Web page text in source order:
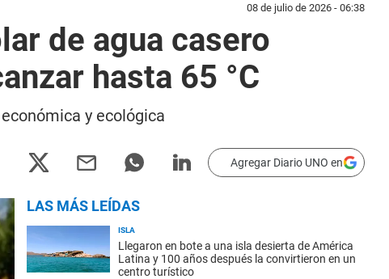
08 de julio de 2026 - 06:38
de agua casero
hasta 65 °C
y ecológica
Agregar Diario UNO en
LAS MÁS LEÍDAS
ISLA
Llegaron en bote a una isla desierta de América
Latina y 100 años después la convirtieron en un
centro turístico